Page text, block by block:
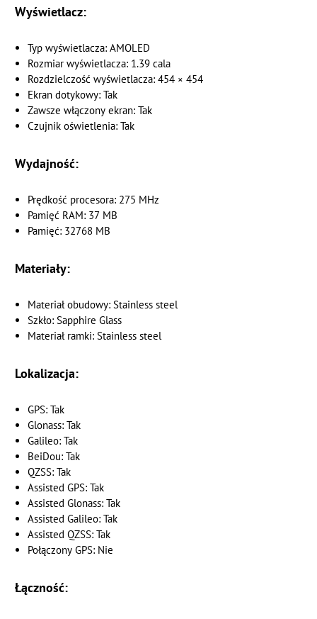
Wyświetlacz:
Typ wyświetlacza: AMOLED
Rozmiar wyświetlacza: 1.39 cala
Rozdzielczość wyświetlacza: 454 × 454
Ekran dotykowy: Tak
Zawsze włączony ekran: Tak
Czujnik oświetlenia: Tak
Wydajność:
Prędkość procesora: 275 MHz
Pamięć RAM: 37 MB
Pamięć: 32768 MB
Materiały:
Materiał obudowy: Stainless steel
Szkło: Sapphire Glass
Materiał ramki: Stainless steel
Lokalizacja:
GPS: Tak
Glonass: Tak
Galileo: Tak
BeiDou: Tak
QZSS: Tak
Assisted GPS: Tak
Assisted Glonass: Tak
Assisted Galileo: Tak
Assisted QZSS: Tak
Połączony GPS: Nie
Łączność: